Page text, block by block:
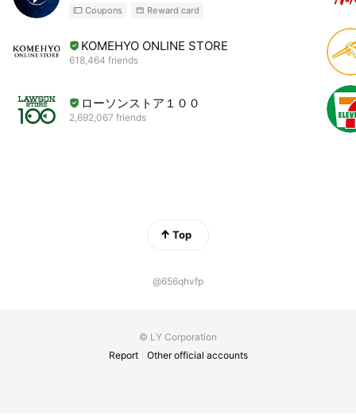
Coupons Reward card
KOMEHYO ONLINE STORE
618,464 friends
ローソンストア１００
2,692,067 friends
Top
@656qhvfp
© LY Corporation
Report
Other official accounts